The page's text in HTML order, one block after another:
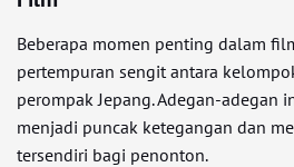
Beberapa momen penting dalam
pertempuran sengit antara
perompak Jepang. Adegan-adegan
menjadi puncak ketegangan dan
tersendiri bagi penonton.